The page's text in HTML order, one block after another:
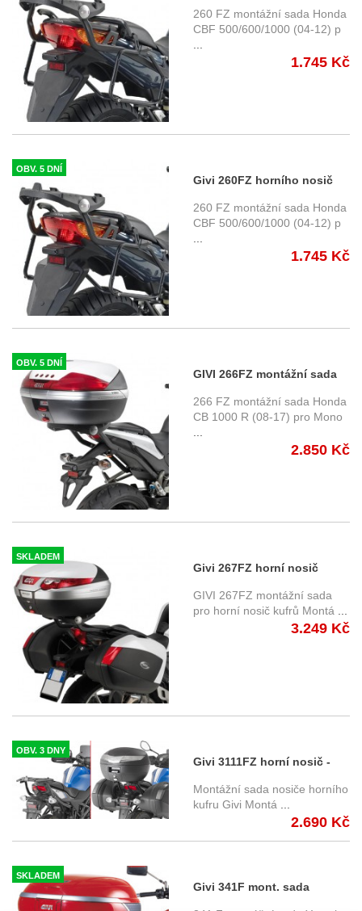
Honda CBF 500 (04-12)
260 FZ montážní sada Honda
CBF 500/600/1000 (04-12) p
1.745 Kč
OBV. 5 DNÍ
Givi 260FZ horního nosič
Honda CBF 600 S / N (04-12)
260 FZ montážní sada Honda
CBF 500/600/1000 (04-12) p
1.745 Kč
OBV. 5 DNÍ
GIVI 266FZ montážní sada
horního nosiče Honda CB
1000 R (08-17)
266 FZ montážní sada Honda
CB 1000 R (08-17) pro Mono
2.850 Kč
SKLADEM
Givi 267FZ horní nosič
Honda VFR 1200 F (10-16)
GIVI 267FZ montážní sada
pro horní nosič kufrů Montá
3.249 Kč
OBV. 3 DNY
Givi 3111FZ horní nosič -
Suzuki SV 650 (16-)
Montážní sada nosiče horního
kufru Givi Montá
2.690 Kč
SKLADEM
Givi 341F mont. sada
horního nosiče Yamaha XJR